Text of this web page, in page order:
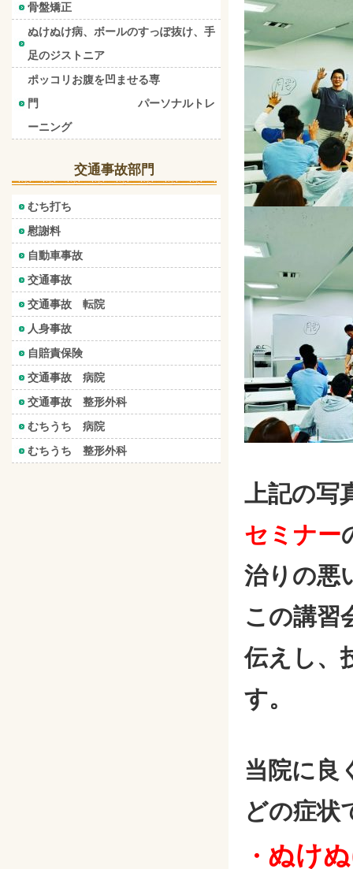
上記の写
セミナー
治りの悪
この講習
伝えし、
す。
当院に良
どの症状
・ ぬけ
骨盤矯正
ぬけぬけ病、ボールのすっぽ抜け、手
足のジストニア
ポッコリお腹を凹ませる専
門 パーソナルトレ
ーニング
交通事故部門
むち打ち
慰謝料
自動車事故
交通事故
交通事故 転院
人身事故
自賠責保険
交通事故 病院
交通事故 整形外科
むちうち 病院
むちうち 整形外科